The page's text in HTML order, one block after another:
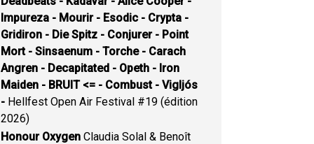
Impureza - Mourir - Esodic - Crypta -
Gridiron - Die Spitz - Conjurer - Point
Mort - Sinsaenum - Torche - Carach
Angren - Decapitated - Opeth - Iron
Maiden - BRUIT <= - Combust - Vigljós
- Hellfest Open Air Festival #19 (édition
2026)
Honour Oxygen Claudia Solal & Benoît